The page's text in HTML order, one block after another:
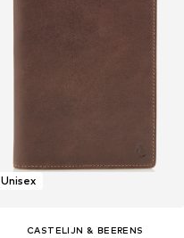
Unisex
CASTELIJN & BEERENS